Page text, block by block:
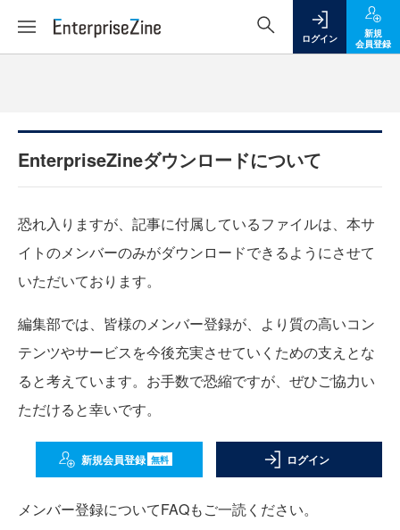
ログイン
新規
会員登録
EnterpriseZineダウンロードについて
恐れ入りますが、記事に付属しているファイルは、本サ
イトのメンバーのみがダウンロードできるようにさせて
いただいております。
編集部では、皆様のメンバー登録が、より質の高いコン
テンツやサービスを今後充実させていくための支えとな
ると考えています。お手数で恐縮ですが、ぜひご協力い
ただけると幸いです。
新規会員登録 無料 ログイン
メンバー登録についてFAQもご一読ください。